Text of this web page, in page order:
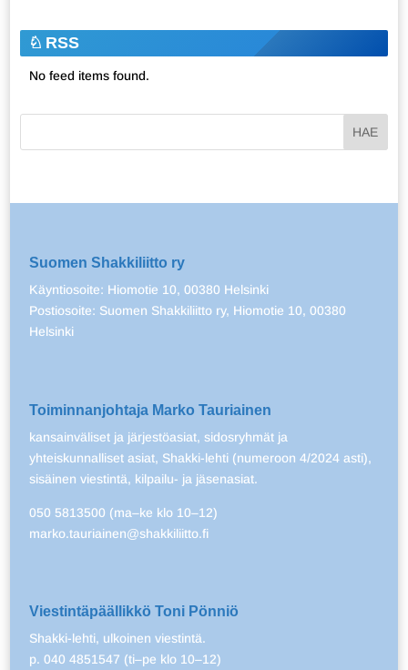
RSS
No feed items found.
Suomen Shakkiliitto ry
Käyntiosoite: Hiomotie 10, 00380 Helsinki
Postiosoite: Suomen Shakkiliitto ry, Hiomotie 10, 00380
Helsinki
Toiminnanjohtaja Marko Tauriainen
kansainväliset ja järjestöasiat, sidosryhmät ja
yhteiskunnalliset asiat, Shakki-lehti (numeroon 4/2024 asti),
sisäinen viestintä, kilpailu- ja jäsenasiat.
050 5813500 (ma–ke klo 10–12)
marko.tauriainen@shakkiliitto.fi
Viestintäpäällikkö Toni Pönniö
Shakki-lehti, ulkoinen viestintä.
p. 040 4851547 (ti–pe klo 10–12)